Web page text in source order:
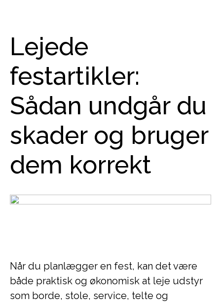
Lejede
festartikler:
Sådan undgår du
skader og bruger
dem korrekt
Når du planlægger en fest, kan det være
både praktisk og økonomisk at leje udstyr
som borde, stole, service, telte og